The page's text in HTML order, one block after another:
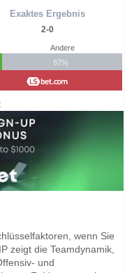
Exaktes Ergebnis
2-0
Andere
87%
wenn Sie
zeigt die Teamdynamik,
und